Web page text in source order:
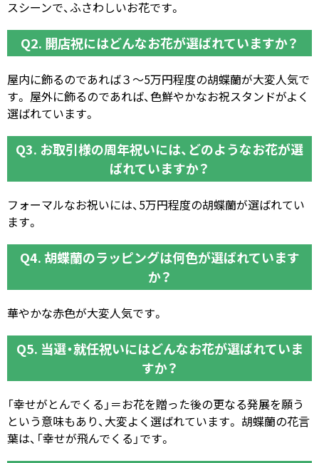
スシーンで、ふさわしいお花です。
Q2. 開店祝にはどんなお花が選ばれていますか？
屋内に飾るのであれば３～5万円程度の胡蝶蘭が大変人気で
す。 屋外に飾るのであれば、色鮮やかなお祝スタンドがよく
選ばれています。
Q3. お取引様の周年祝いには、どのようなお花が選
ばれていますか？
フォーマルなお祝いには、5万円程度の胡蝶蘭が選ばれてい
ます。
Q4. 胡蝶蘭のラッピングは何色が選ばれています
か？
華やかな赤色が大変人気です。
Q5. 当選・就任祝いにはどんなお花が選ばれていま
すか？
「幸せがとんでくる」＝お花を贈った後の更なる発展を願う
という意味もあり、大変よく選ばれています。 胡蝶蘭の花言
葉は、「幸せが飛んでくる」です。